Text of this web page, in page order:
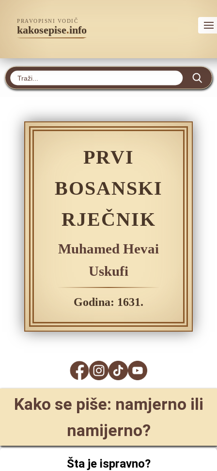
PRAVOPISNI VODIČ
kakosepise.info
PRVI
BOSANSKI
RJEČNIK
Muhamed Hevai
Uskufi
Godina: 1631.
Kako se piše: namjerno ili
namijerno?
Šta je ispravno?